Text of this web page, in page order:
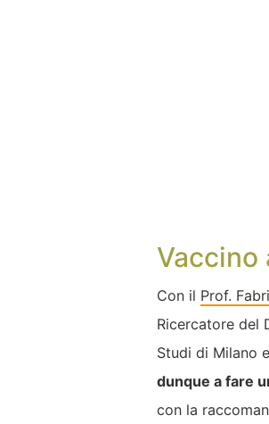
Vaccino
Con il Prof.
Ricercatore del
Studi di Milano
dunque a fare
con la